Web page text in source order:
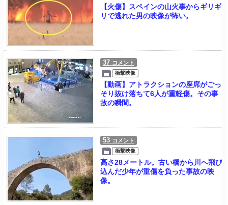
【火傷】スペインの山火事からギリギ
リで逃れた男の映像が怖い。
37 コメント
衝撃映像
【動画】アトラクションの座席がごっ
そり抜け落ちて6人が重軽傷。その事
故の瞬間。
53 コメント
衝撃映像
高さ28メートル。古い橋から川へ飛び
込んだ少年が重傷を負った事故の映
像。